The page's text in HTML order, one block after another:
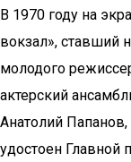
В 1970 году на
вокзал», ставший
молодого
актерский
Анатолий
удостоен Главной